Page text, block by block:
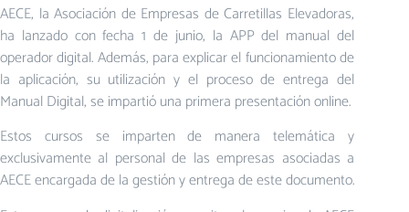
AECE, la Asociación de Empresas de Carretillas Elevadoras,
ha lanzado con fecha 1 de junio, la APP del manual del
operador digital. Además, para explicar el funcionamiento de
la aplicación, su utilización y el proceso de entrega del
Manual Digital, se impartió una primera presentación online.
Estos cursos se imparten de manera telemática y
exclusivamente al personal de las empresas asociadas a
AECE encargada de la gestión y entrega de este documento.